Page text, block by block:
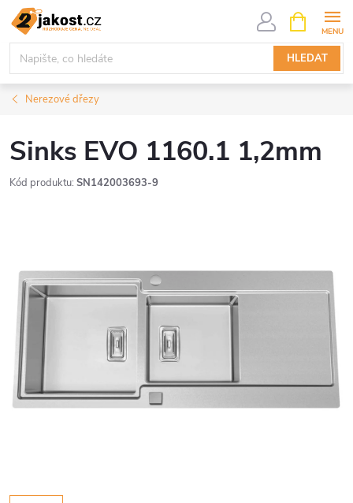
Přejít
obsah
HLEDAT
NÁKUPNÍ
KOŠÍK
Nerezové dřezy
Sinks EVO 1160.1 1,2mm
Kód produktu: SN142003693-9